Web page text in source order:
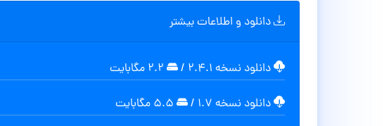
دانلود و اطلاعات بیشتر
دانلود نسخه ۲.۴.۱ /
دانلود نسخه ۱.۷ /